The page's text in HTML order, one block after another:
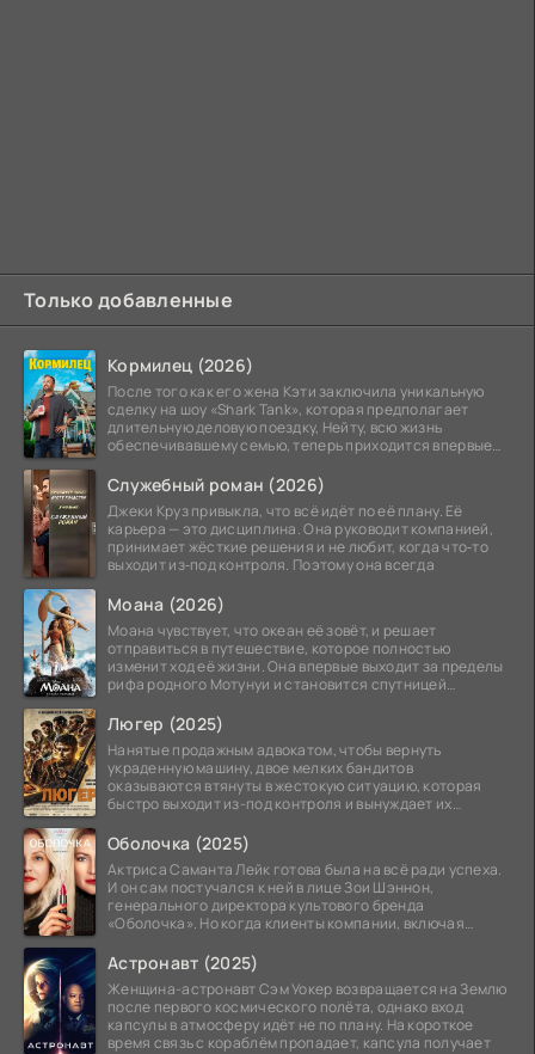
Только добавленные
Кормилец (2026)
После того как его жена Кэти заключила уникальную
сделку на шоу «Shark Tank», которая предполагает
длительную деловую поездку, Нейту, всю жизнь
обеспечивавшему семью, теперь приходится впервые
Служебный роман (2026)
Джеки Круз привыкла, что всё идёт по её плану. Её
карьера — это дисциплина. Она руководит компанией,
принимает жёсткие решения и не любит, когда что‑то
выходит из‑под контроля. Поэтому она всегда
Моана (2026)
Моана чувствует, что океан её зовёт, и решает
отправиться в путешествие, которое полностью
изменит ход её жизни. Она впервые выходит за пределы
рифа родного Мотунуи и становится спутницей
Люгер (2025)
Нанятые продажным адвокатом, чтобы вернуть
украденную машину, двое мелких бандитов
оказываются втянуты в жестокую ситуацию, которая
быстро выходит из-под контроля и вынуждает их
Оболочка (2025)
Актриса Саманта Лейк готова была на всё ради успеха.
И он сам постучался к ней в лице Зои Шэннон,
генерального директора культового бренда
«Оболочка». Но когда клиенты компании, включая
Астронавт (2025)
Женщина-астронавт Сэм Уокер возвращается на Землю
после первого космического полёта, однако вход
капсулы в атмосферу идёт не по плану. На короткое
время связь с кораблём пропадает, капсула получает